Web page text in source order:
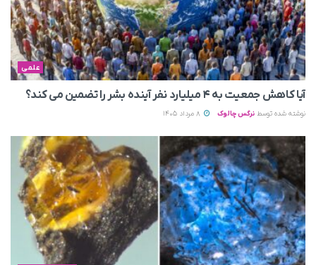
علمی
آیا کاهش جمعیت به ۴ میلیارد نفر آینده بشر را تضمین می‌ کند؟
نوشته شده توسط نرگس چالوک